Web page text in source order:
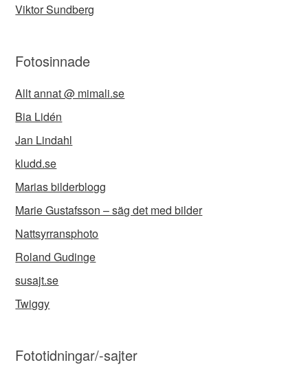
Viktor Sundberg
Fotosinnade
Allt annat @ mimali.se
Bia Lidén
Jan Lindahl
kludd.se
Marias bilderblogg
Marie Gustafsson – säg det med bilder
Nattsyrransphoto
Roland Gudinge
susajt.se
Twiggy
Fototidningar/-sajter